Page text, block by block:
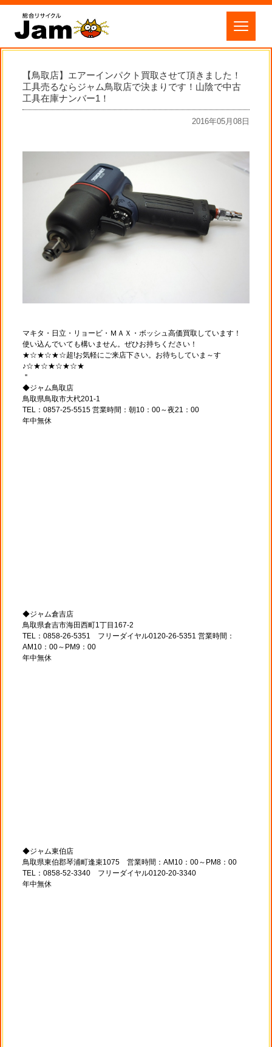
【鳥取店】エアーインパクト買取させて頂きました！
工具売るならジャム鳥取店で決まりです！山陰で中古
工具在庫ナンバー1！
2016年05月08日
マキタ・日立・リョービ・ＭＡＸ・ボッシュ高価買取しています！
使い込んでいても構いません。ぜひお持ちください！
★☆★☆★☆超!お気軽にご来店下さい。お待ちしていま～す
♪☆★☆★☆★☆★
＂
◆ジャム鳥取店
鳥取県鳥取市大杙201-1
TEL：0857-25-5515 営業時間：朝10：00～夜21：00
年中無休
◆ジャム倉吉店
鳥取県倉吉市海田西町1丁目167-2
TEL：0858-26-5351 フリーダイヤル0120-26-5351 営業時間：
AM10：00～PM9：00
年中無休
◆ジャム東伯店
鳥取県東伯郡琴浦町逢束1075 営業時間：AM10：00～PM8：00
TEL：0858-52-3340 フリーダイヤル0120-20-3340
年中無休